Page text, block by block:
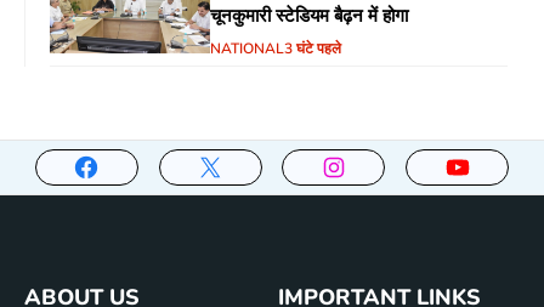
चूनकुमारी स्टेडियम बैढ़न में होगा
NATIONAL3 घंटे पहले
ABOUT US
IMPORTANT LINKS